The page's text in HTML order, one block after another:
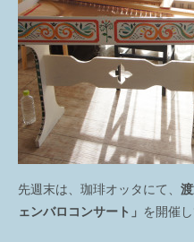
先週末は、珈琲オッタにて、
ェンバロコンサート」 を開催